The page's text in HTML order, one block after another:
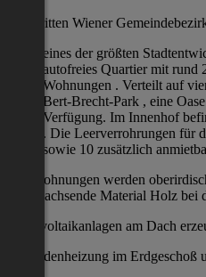
Im dritten Wiener
eines der größten
autofreies Quartier mit rund
Wohnungen . Verteilt auf
Bert-Brecht-Park , eine
Verfügung. Im Innenhof
. Die Leerverrohrungen für
sowie 10 zusätzlich
Die Wohnungen werden
nachwachsende Material Holz
Photovoltaikanlagen am Dach
Fußbodenheizung im